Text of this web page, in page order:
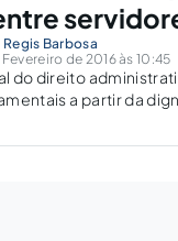
Barbosa
de 2016 às 10:45
do direito
a partir da
imediata